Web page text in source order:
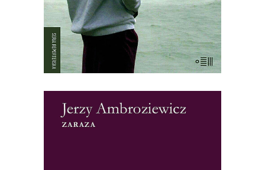
żadnych […]
[EBOOK] Jerzy Ambroziewicz –